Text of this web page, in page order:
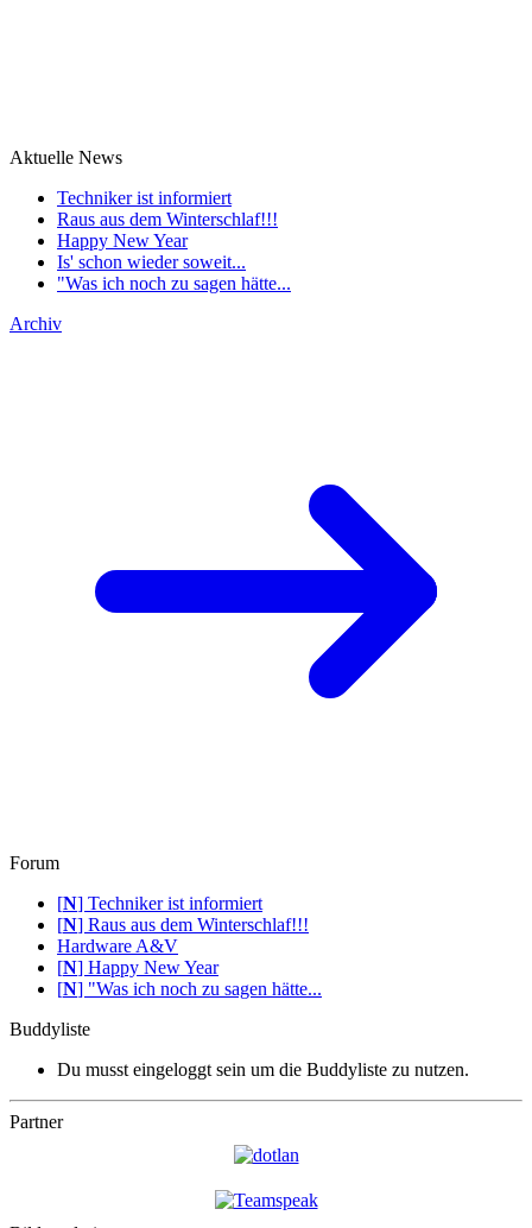
Aktuelle News
Techniker ist informiert
Raus aus dem Winterschlaf!!!
Happy New Year
Is' schon wieder soweit...
"Was ich noch zu sagen hätte...
Archiv
Forum
[N] Techniker ist informiert
[N] Raus aus dem Winterschlaf!!!
Hardware A&V
[N] Happy New Year
[N] "Was ich noch zu sagen hätte...
Buddyliste
Du musst eingeloggt sein um die Buddyliste zu nutzen.
Partner